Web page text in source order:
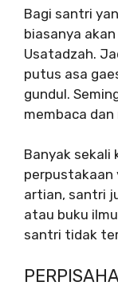
Bagi santri
biasanya
Usatadzah.
putus asa
gundul.
membaca
Banyak
perpustakaan
artian, santri
atau buku
santri tidak